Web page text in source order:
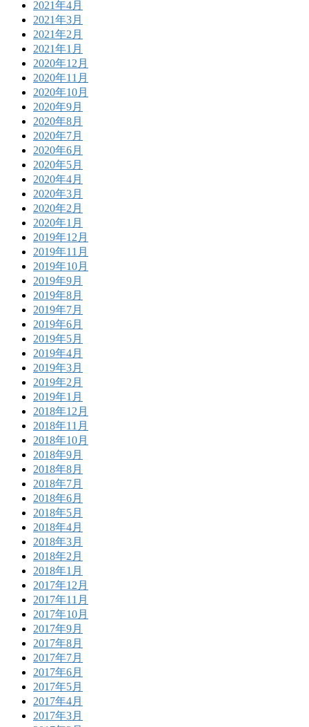
2021年4月
2021年3月
2021年2月
2021年1月
2020年12月
2020年11月
2020年10月
2020年9月
2020年8月
2020年7月
2020年6月
2020年5月
2020年4月
2020年3月
2020年2月
2020年1月
2019年12月
2019年11月
2019年10月
2019年9月
2019年8月
2019年7月
2019年6月
2019年5月
2019年4月
2019年3月
2019年2月
2019年1月
2018年12月
2018年11月
2018年10月
2018年9月
2018年8月
2018年7月
2018年6月
2018年5月
2018年4月
2018年3月
2018年2月
2018年1月
2017年12月
2017年11月
2017年10月
2017年9月
2017年8月
2017年7月
2017年6月
2017年5月
2017年4月
2017年3月